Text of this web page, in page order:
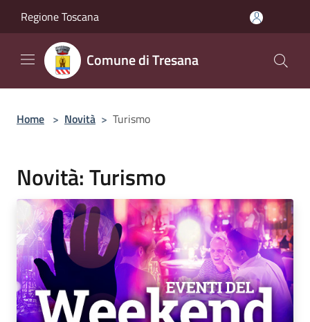
Regione Toscana
Comune di Tresana
Home > Novità > Turismo
Novità: Turismo